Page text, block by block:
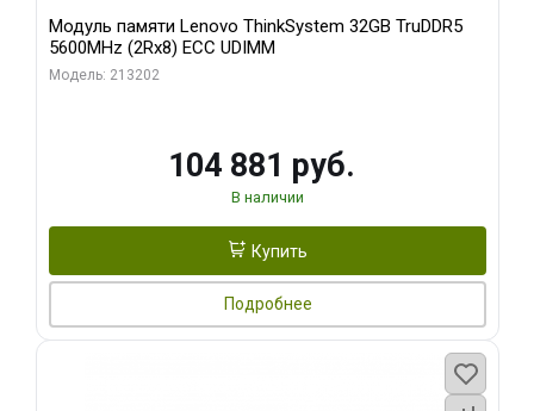
Модуль памяти Lenovo ThinkSystem 32GB TruDDR5
5600MHz (2Rx8) ECC UDIMM
Модель: 213202
104 881 руб.
В наличии
Купить
Подробнее